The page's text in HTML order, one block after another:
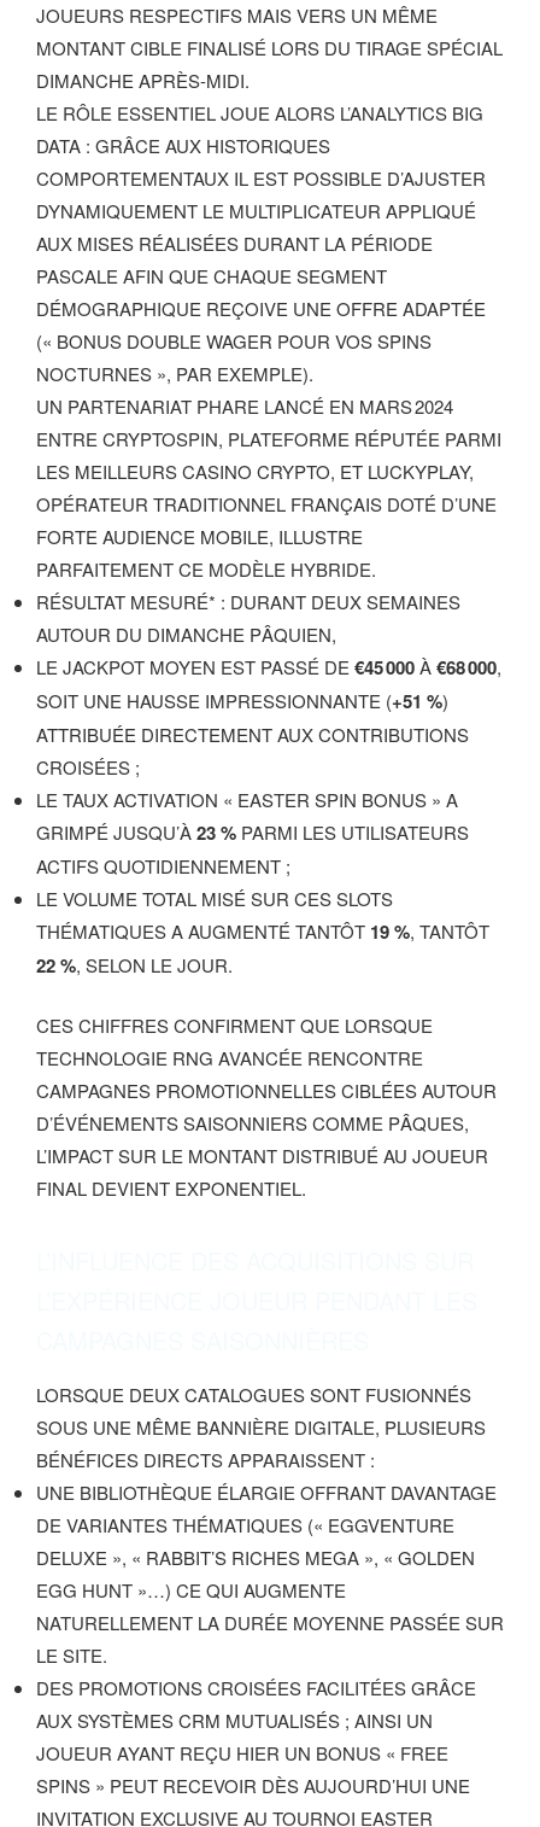
JOUEURS RESPECTIFS MAIS VERS UN MÊME
MONTANT CIBLE FINALISÉ LORS DU TIRAGE SPÉCIAL
DIMANCHE APRÈS-MIDI.
LE RÔLE ESSENTIEL JOUE ALORS L’ANALYTICS BIG
DATA : GRÂCE AUX HISTORIQUES
COMPORTEMENTAUX IL EST POSSIBLE D’AJUSTER
DYNAMIQUEMENT LE MULTIPLICATEUR APPLIQUÉ
AUX MISES RÉALISÉES DURANT LA PÉRIODE
PASCALE AFIN QUE CHAQUE SEGMENT
DÉMOGRAPHIQUE REÇOIVE UNE OFFRE ADAPTÉE
(« BONUS DOUBLE WAGER POUR VOS SPINS
NOCTURNES », PAR EXEMPLE).
UN PARTENARIAT PHARE LANCÉ EN MARS 2024
ENTRE CRYPTOSPIN, PLATEFORME RÉPUTÉE PARMI
LES MEILLEURS CASINO CRYPTO, ET LUCKYPLAY,
OPÉRATEUR TRADITIONNEL FRANÇAIS DOTÉ D’UNE
FORTE AUDIENCE MOBILE, ILLUSTRE
PARFAITEMENT CE MODÈLE HYBRIDE.
RÉSULTAT MESURÉ* : DURANT DEUX SEMAINES
AUTOUR DU DIMANCHE PÂQUIEN,
LE JACKPOT MOYEN EST PASSÉ DE €45 000À€68 000,
SOIT UNE HAUSSE IMPRESSIONNANTE (+51 %)
ATTRIBUÉE DIRECTEMENT AUX CONTRIBUTIONS
CROISÉES ;
LE TAUX ACTIVATION « EASTER SPIN BONUS » A
GRIMPÉ JUSQU’À23 % PARMI LES UTILISATEURS
ACTIFS QUOTIDIENNEMENT ;
LE VOLUME TOTAL MISÉ SUR CES SLOTS
THÉMATIQUES A AUGMENTÉ TANTÔT 19 %, TANTÔT
22 %, SELON LE JOUR.
CES CHIFFRES CONFIRMENT QUE LORSQUE
TECHNOLOGIE RNG AVANCÉE RENCONTRE
CAMPAGNES PROMOTIONNELLES CIBLÉES AUTOUR
D’ÉVÉNEMENTS SAISONNIERS COMME PÂQUES,
L’IMPACT SUR LE MONTANT DISTRIBUÉ AU JOUEUR
FINAL DEVIENT EXPONENTIEL.
LORSQUE DEUX CATALOGUES SONT FUSIONNÉS
SOUS UNE MÊME BANNIÈRE DIGITALE, PLUSIEURS
BÉNÉFICES DIRECTS APPARAISSENT :
UNE BIBLIOTHÈQUE ÉLARGIE OFFRANT DAVANTAGE
DE VARIANTES THÉMATIQUES (« EGGVENTURE
DELUXE », « RABBIT’S RICHES MEGA », « GOLDEN
EGG HUNT »…) CE QUI AUGMENTE
NATURELLEMENT LA DURÉE MOYENNE PASSÉE SUR
LE SITE.
DES PROMOTIONS CROISÉES FACILITÉES GRÂCE
AUX SYSTÈMES CRM MUTUALISÉS ; AINSI UN
JOUEUR AYANT REÇU HIER UN BONUS « FREE
SPINS » PEUT RECEVOIR DÈS AUJOURD’HUI UNE
INVITATION EXCLUSIVE AU TOURNOI EASTER